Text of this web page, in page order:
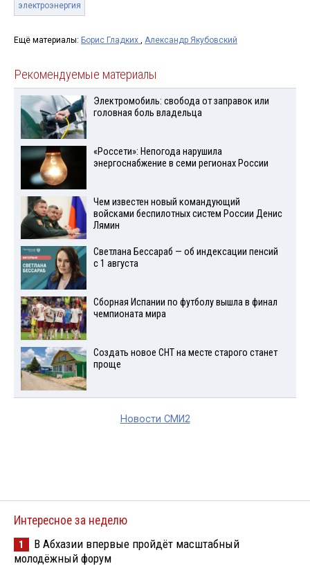
электроэнергия
Ещё материалы: Борис Гладких , Александр Якубовский
Рекомендуемые материалы
Электромобиль: свобода от заправок или
головная боль владельца
«Россети»: Непогода нарушила
энергоснабжение в семи регионах России
Чем известен новый командующий
войсками беспилотных систем России Денис
Лямин
Светлана Бессараб — об индексации пенсий
с 1 августа
Сборная Испании по футболу вышла в финал
чемпионата мира
Создать новое СНТ на месте старого станет
проще
Новости СМИ2
Интересное за неделю
1
В Абхазии впервые пройдёт масштабный
молодёжный форум